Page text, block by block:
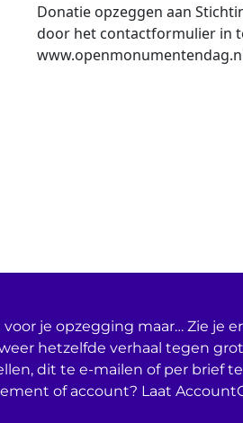
Donatie opzeggen aan
door het contactformulier in
je opzegging maar… Zie je
hetzelfde verhaal tegen
dit te e-mailen of per brief
of account? Laat